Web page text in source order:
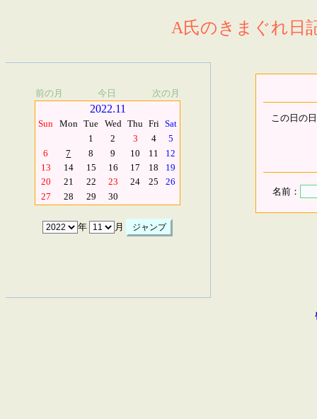
A氏のきまぐれ日
前の月 今日 次の月
2022.11
Sun Mon Tue Wed Thu Fri Sat
1
2 3 4
5
6
7 8 9 10 11
12
13
14 15 16 17 18
19
20
21 22 23 24 25
26
27
28 29 30
年 月
この日の
名前：